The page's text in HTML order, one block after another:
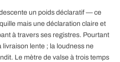
un poids déclaratif — ce
mais une déclaration claire et
à travers ses registres. Pourtant
lente ; la loudness ne
Le mètre de valse à trois temps